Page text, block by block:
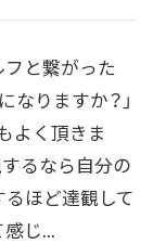
フと繋がった
なりますか？」
よく頂きま
るなら自分の
ほど達観して
感じ...